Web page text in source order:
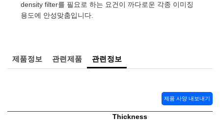
Elements (DOE)
Mechanics
Direct Microscopes
Optical Company
Components
density filter를 필요로 하는 요건이 까다로운 각종 이미징
용도에 안성맞춤입니다.
제품정보 관련제품 관련정보
제품 사양 내보내기
Thickness